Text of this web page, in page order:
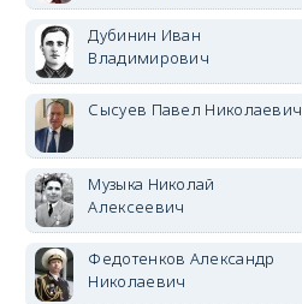
Дубинин Иван
Владимирович
Сысуев Павел Николаевич
Музыка Николай
Алексеевич
Федотенков Александр
Николаевич